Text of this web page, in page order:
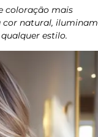
coloração mais
cor natural, iluminam
estilo.